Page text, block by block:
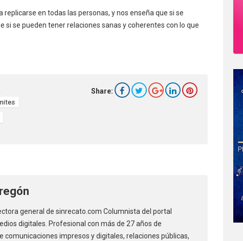
en todas las personas, y nos enseña que si se
si se pueden tener relaciones sanas y coherentes con lo que
Share:
general de sinrecato.com Columnista del portal
digitales. Profesional con más de 27 años de
comunicaciones impresos y digitales, relaciones públicas,